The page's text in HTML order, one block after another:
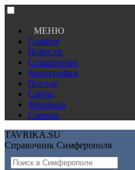
МЕНЮ
Главная
Новости
Справочник
Фотографии
Погода
Сайты
Финансы
Сонник
TAVRIKA.SU
Справочник Симферополя